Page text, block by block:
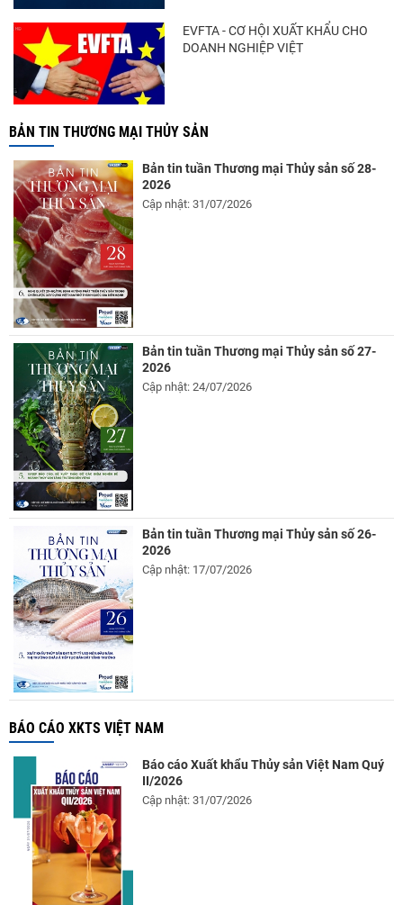
EVFTA - CƠ HỘI XUẤT KHẨU CHO
DOANH NGHIỆP VIỆT
BẢN TIN THƯƠNG MẠI THỦY SẢN
Bản tin tuần Thương mại Thủy sản số 28-
2026
Cập nhật: 31/07/2026
Bản tin tuần Thương mại Thủy sản số 27-
2026
Cập nhật: 24/07/2026
Bản tin tuần Thương mại Thủy sản số 26-
2026
Cập nhật: 17/07/2026
BÁO CÁO XKTS VIỆT NAM
Báo cáo Xuất khẩu Thủy sản Việt Nam Quý
II/2026
Cập nhật: 31/07/2026